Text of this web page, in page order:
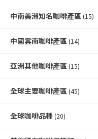
中南美洲知名咖啡產區 (15)
中國雲南咖啡產區 (14)
亞洲其他咖啡產區 (15)
全球主要咖啡產區 (45)
全球咖啡品種 (20)